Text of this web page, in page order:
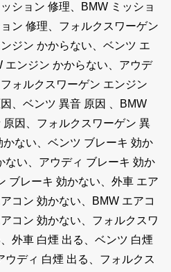
ション 修理、BMW ミッショ
ン 修理、フォルクスワーゲン
ジン かからない、ベンツ エ
エンジン かからない、アウデ
ォルクスワーゲン エンジン
、ベンツ 異音 原因 、BMW
因、フォルクスワーゲン 異
ない、ベンツ ブレーキ 効か
ない、アウディ ブレーキ 効か
ブレーキ 効かない、外車 エア
コン 効かない、BMW エアコ
コン 効かない、フォルクスワ
外車 白煙 出る、ベンツ 白煙
ウディ 白煙 出る、フォルクス